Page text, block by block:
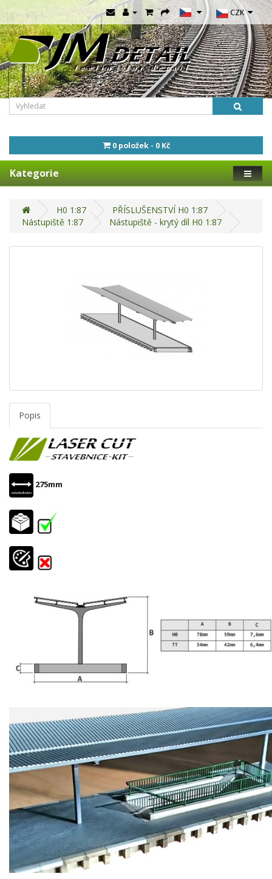
CZK
0 položek - 0 Kč
Kategorie
H0 1:87
PŘÍSLUŠENSTVÍ H0 1:87
Nástupiště 1:87
Nástupiště - krytý díl H0 1:87
Popis
275mm